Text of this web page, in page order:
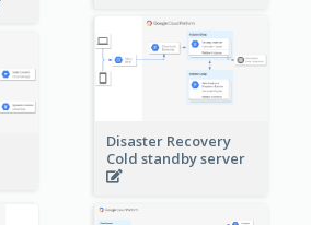
Disaster Recovery
Cold standby server